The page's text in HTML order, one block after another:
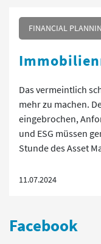
FINANCIAL
Das vermeintlich
mehr zu machen.
eingebrochen,
und ESG müssen
Stunde des Asset
11.07.2024
Facebook